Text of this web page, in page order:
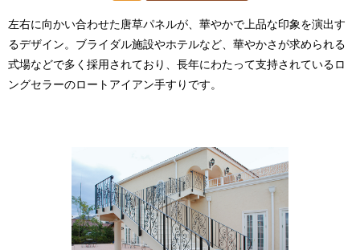
左右に向かい合わせた唐草パネルが、華やかで上品な印象を演出す
るデザイン。ブライダル施設やホテルなど、華やかさが求められる
式場などで多く採用されており、長年にわたって支持されているロ
ングセラーのロートアイアン手すりです。